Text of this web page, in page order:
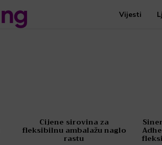
Vijesti
Cijene sirovina za
fleksibilnu ambalažu naglo
rastu